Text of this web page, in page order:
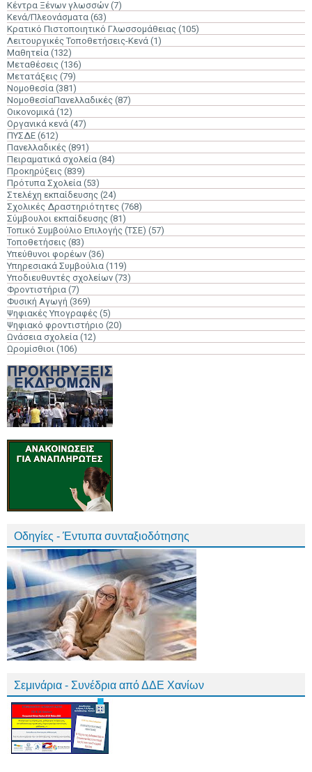
Κέντρα Ξένων γλωσσών (7)
Κενά/Πλεονάσματα (63)
Κρατικό Πιστοποιητικό Γλωσσομάθειας (105)
Λειτουργικές Τοποθετήσεις-Κενά (1)
Μαθητεία (132)
Μεταθέσεις (136)
Μετατάξεις (79)
Νομοθεσία (381)
ΝομοθεσίαΠανελλαδικές (87)
Οικονομικά (12)
Οργανικά κενά (47)
ΠΥΣΔΕ (612)
Πανελλαδικές (891)
Πειραματικά σχολεία (84)
Προκηρύξεις (839)
Πρότυπα Σχολεία (53)
Στελέχη εκπαίδευσης (24)
Σχολικές Δραστηριότητες (768)
Σύμβουλοι εκπαίδευσης (81)
Τοπικό Συμβούλιο Επιλογής (ΤΣΕ) (57)
Τοποθετήσεις (83)
Υπεύθυνοι φορέων (36)
Υπηρεσιακά Συμβούλια (119)
Υποδιευθυντές σχολείων (73)
Φροντιστήρια (7)
Φυσική Αγωγή (369)
Ψηφιακές Υπογραφές (5)
Ψηφιακό φροντιστήριο (20)
Ωνάσεια σχολεία (12)
Ωρομίσθιοι (106)
Οδηγίες - Έντυπα συνταξιοδότησης
Σεμινάρια - Συνέδρια από ΔΔΕ Χανίων